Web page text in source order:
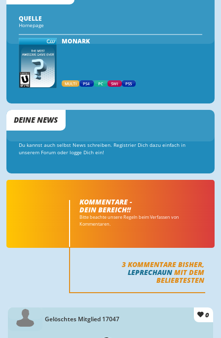
QUELLE
Homepage
MONARK
MULTI PS4 PC SWI PS5
DEINE NEWS
Du kannst auch selbst News schreiben. Registrier Dich dazu einfach in
unserem Forum oder logge Dich ein!
KOMMENTARE -
DEIN BEREICH!!
Bitte beachte unsere Regeln beim Verfassen von
Kommentaren.
3 KOMMENTARE BISHER,
LEPRECHAUN MIT DEM
BELIEBTESTEN
Gelöschtes Mitglied 17047 0